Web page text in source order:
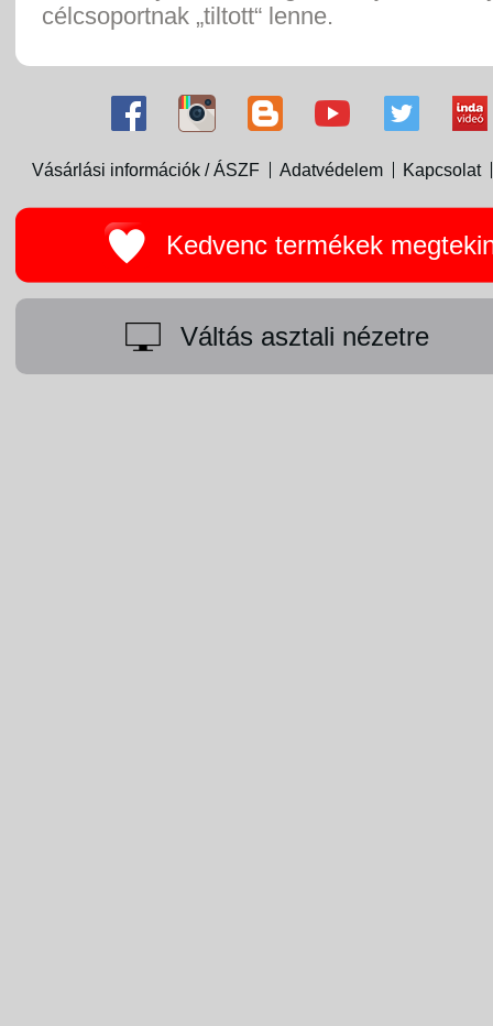
célcsoportnak „tiltott“ lenne.
Vásárlási információk / ÁSZF Adatvédelem Kapcsolat
Kedvenc termékek
Váltás asztali nézetre